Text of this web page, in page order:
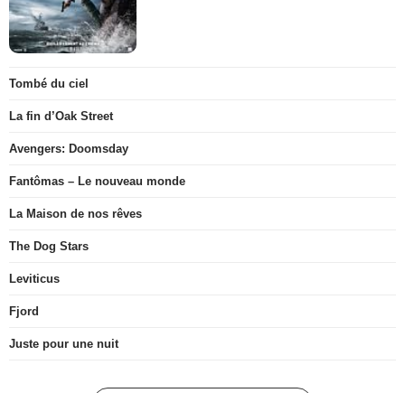
Tombé du ciel
La fin d’Oak Street
Avengers: Doomsday
Fantômas – Le nouveau monde
La Maison de nos rêves
The Dog Stars
Leviticus
Fjord
Juste pour une nuit